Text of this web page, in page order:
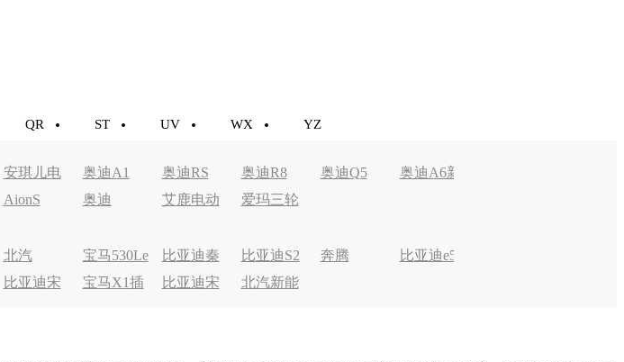
QR ST UV WX YZ
安琪儿电
动车
奥迪A1 奥迪RS 奥迪R8 奥迪Q5 奥迪A6新
AionS 奥迪 艾鹿电动 爱玛三轮
北汽
EV200
宝马530Le 比亚迪秦
EV
比亚迪S2 奔腾 比亚迪e5
比亚迪宋 宝马X1插 比亚迪宋 北汽新能